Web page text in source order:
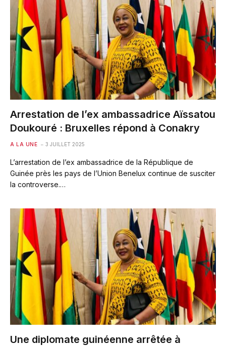
Arrestation de l’ex ambassadrice Aïssatou
Doukouré : Bruxelles répond à Conakry
A LA UNE 3 JUILLET 2025
L’arrestation de l’ex ambassadrice de la République de
Guinée près les pays de l’Union Benelux continue de susciter
la controverse.…
Une diplomate guinéenne arrêtée à